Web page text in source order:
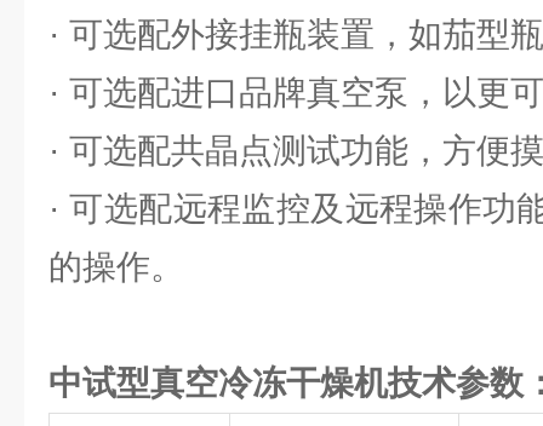
· 可选配外接挂瓶装置，如茄型
· 可选配进口品牌真空泵，以更
· 可选配共晶点测试功能，方便
· 可选配远程监控及远程操作功
的操作。
中试型真空冷冻干燥机技术参数